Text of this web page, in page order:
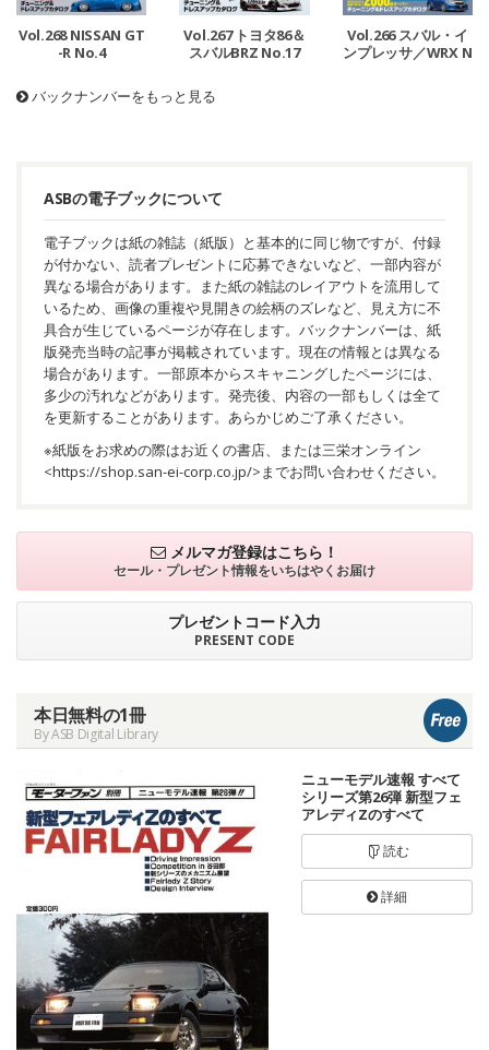
Vol.268 NISSAN GT
-R No.4
Vol.267 トヨタ86＆
スバルBRZ No.17
Vol.266 スバル・イ
ンプレッサ／WRX N
バックナンバーをもっと見る
ASBの電子ブックについて
電子ブックは紙の雑誌（紙版）と基本的に同じ物ですが、付録
が付かない、読者プレゼントに応募できないなど、一部内容が
異なる場合があります。また紙の雑誌のレイアウトを流用して
いるため、画像の重複や見開きの絵柄のズレなど、見え方に不
具合が生じているページが存在します。バックナンバーは、紙
版発売当時の記事が掲載されています。現在の情報とは異なる
場合があります。一部原本からスキャニングしたページには、
多少の汚れなどがあります。発売後、内容の一部もしくは全て
を更新することがあります。あらかじめご了承ください。
※紙版をお求めの際はお近くの書店、または三栄オンライン
<https://shop.san-ei-corp.co.jp/>までお問い合わせください。
メルマガ登録はこちら！
セール・プレゼント情報をいちはやくお届け
プレゼントコード入力
PRESENT CODE
本日無料の1冊
By ASB Digital Library
ニューモデル速報 すべて
シリーズ第26弾 新型フェ
アレディZのすべて
読む
詳細